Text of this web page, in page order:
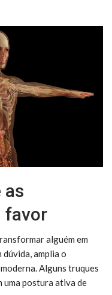
as
favor
alguém em
dúvida, amplia o
Alguns truques
uma postura ativa de